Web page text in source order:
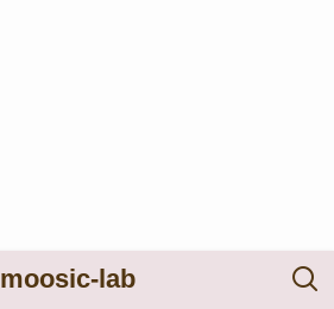
moosic-lab